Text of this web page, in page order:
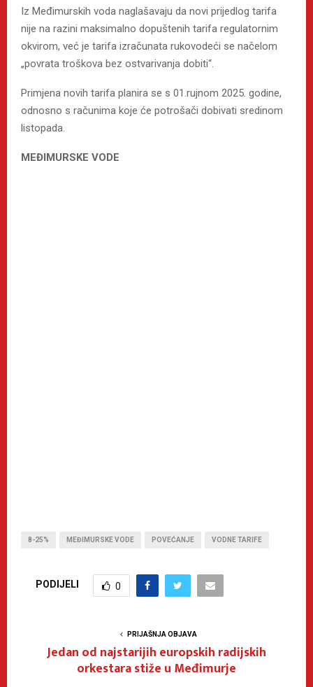
Iz Međimurskih voda naglašavaju da novi prijedlog tarifa
nije na razini maksimalno dopuštenih tarifa regulatornim
okvirom, već je tarifa izračunata rukovodeći se načelom
„povrata troškova bez ostvarivanja dobiti“.
Primjena novih tarifa planira se s 01.rujnom 2025. godine,
odnosno s računima koje će potrošači dobivati sredinom
listopada.
MEĐIMURSKE VODE
8-25% MEĐIMURSKE VODE POVEĆANJE VODNE TARIFE
PODIJELI 0
PRIJAŠNJA OBJAVA
Jedan od najstarijih europskih radijskih
orkestara stiže u Međimurje